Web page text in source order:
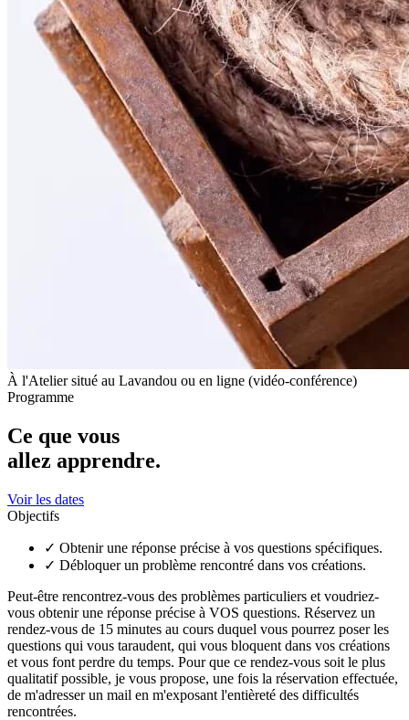
À l'Atelier situé au Lavandou ou en ligne (vidéo-conférence)
Programme
Ce que vous
allez apprendre.
Voir les dates
Objectifs
✓ Obtenir une réponse précise à vos questions spécifiques.
✓ Débloquer un problème rencontré dans vos créations.
Peut-être rencontrez-vous des problèmes particuliers et voudriez-
vous obtenir une réponse précise à VOS questions. Réservez un
rendez-vous de 15 minutes au cours duquel vous pourrez poser les
questions qui vous taraudent, qui vous bloquent dans vos créations
et vous font perdre du temps. Pour que ce rendez-vous soit le plus
qualitatif possible, je vous propose, une fois la réservation effectuée,
de m'adresser un mail en m'exposant l'entièreté des difficultés
rencontrées.